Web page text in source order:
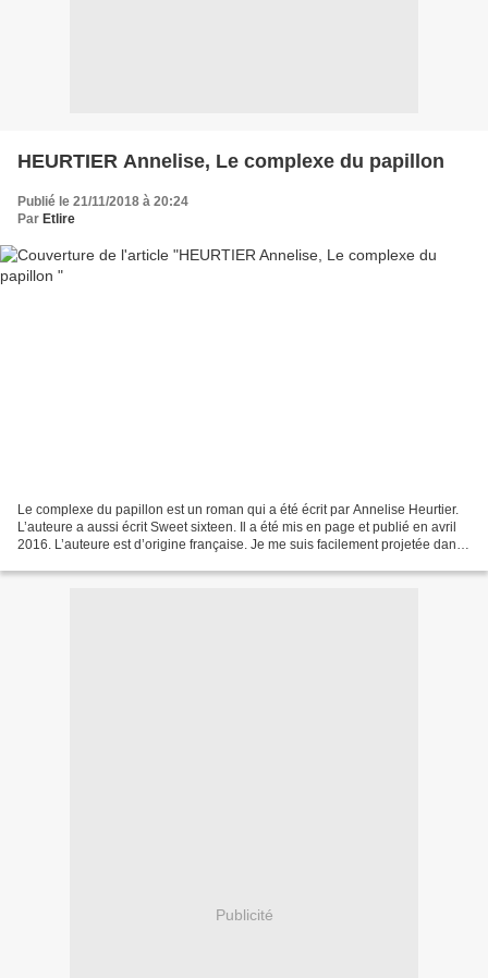
HEURTIER Annelise, Le complexe du papillon
Publié le 21/11/2018 à 20:24
Par Etlire
Le complexe du papillon est un roman qui a été écrit par Annelise Heurtier.
L’auteure a aussi écrit Sweet sixteen. Il a été mis en page et publié en avril
2016. L’auteure est d’origine française. Je me suis facilement projetée dans
Publicité